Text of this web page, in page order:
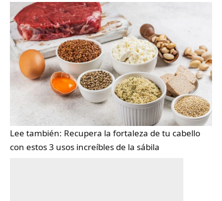
Lee también: Recupera la fortaleza de tu cabello
con estos 3 usos increíbles de la sábila